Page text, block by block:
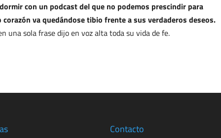
con un podcast del que no podemos prescindir para
va quedándose tibio frente a sus verdaderos deseos.
una sola frase dijo en voz alta toda su vida de fe.
Contacto